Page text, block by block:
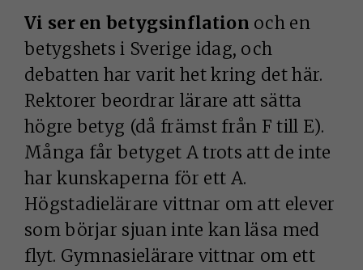
Vi ser en betygsinflation och en
betygshets i Sverige idag, och
debatten har varit het kring det här.
Rektorer beordrar lärare att sätta
högre betyg (då främst från F till E).
Många får betyget A trots att de inte
har kunskaperna för ett A.
Högstadielärare vittnar om att elever
som börjar sjuan inte kan läsa med
flyt. Gymnasielärare vittnar om ett